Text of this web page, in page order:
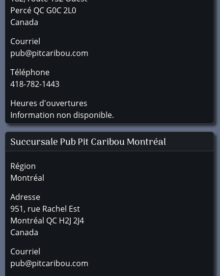
Percé QC G0C 2L0
Canada
Courriel
pub@pitcaribou.com
Téléphone
418-782-1443
Heures d'ouvertures
Information non disponible.
SuccursalePub Pit Caribou Montréal
Région
Montréal
Adresse
951, rue Rachel Est
Montréal QC H2J 2J4
Canada
Courriel
pub@pitcaribou.com